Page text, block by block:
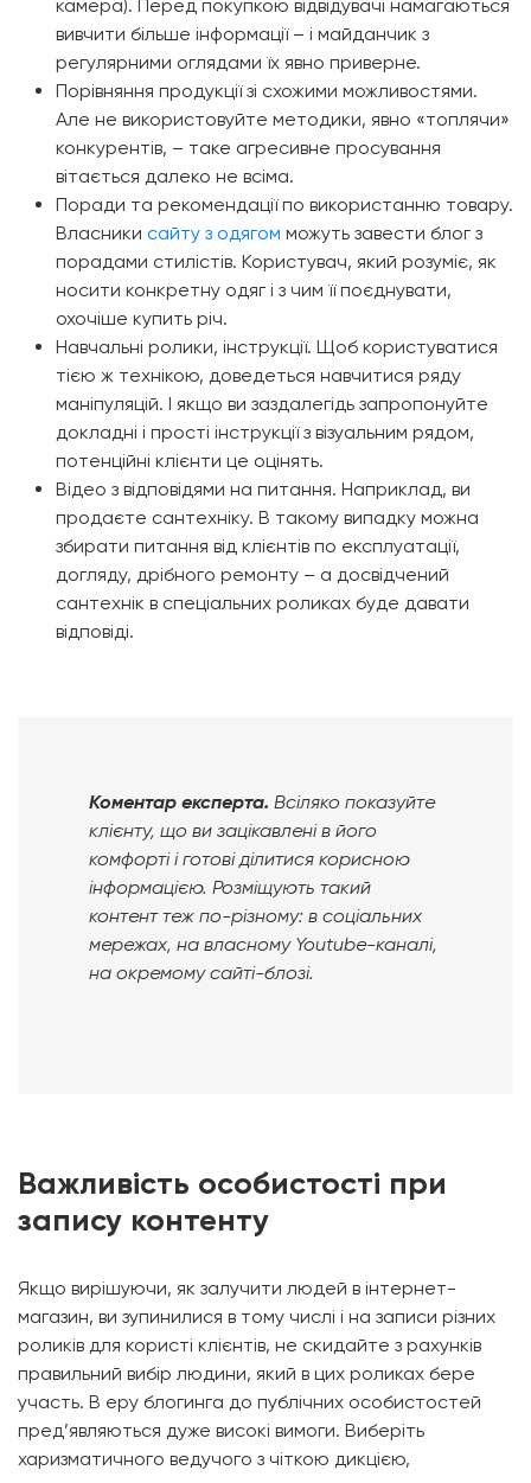
камера). Перед покупкою відвідувачі намагаються
вивчити більше інформації – і майданчик з
регулярними оглядами їх явно приверне.
Порівняння продукції зі схожими можливостями.
Але не використовуйте методики, явно «топлячи»
конкурентів, – таке агресивне просування
вітається далеко не всіма.
Поради та рекомендації по використанню товару.
Власники сайту з одягом можуть завести блог з
порадами стилістів. Користувач, який розуміє, як
носити конкретну одяг і з чим її поєднувати,
охочіше купить річ.
Навчальні ролики, інструкції. Щоб користуватися
тією ж технікою, доведеться навчитися ряду
маніпуляцій. І якщо ви заздалегідь запропонуйте
докладні і прості інструкції з візуальним рядом,
потенційні клієнти це оцінять.
Відео з відповідями на питання. Наприклад, ви
продаєте сантехніку. В такому випадку можна
збирати питання від клієнтів по експлуатації,
догляду, дрібного ремонту – а досвідчений
сантехнік в спеціальних роликах буде давати
відповіді.
Коментар експерта. Всіляко показуйте
клієнту, що ви зацікавлені в його
комфорті і готові ділитися корисною
інформацією. Розміщують такий
контент теж по-різному: в соціальних
мережах, на власному Youtube-каналі,
на окремому сайті-блозі.
Важливість особистості при
запису контенту
Якщо вирішуючи, як залучити людей в інтернет-
магазин, ви зупинилися в тому числі і на записи різних
роликів для користі клієнтів, не скидайте з рахунків
правильний вибір людини, який в цих роликах бере
участь. В еру блогинга до публічних особистостей
пред’являються дуже високі вимоги. Виберіть
харизматичного ведучого з чіткою дикцією,